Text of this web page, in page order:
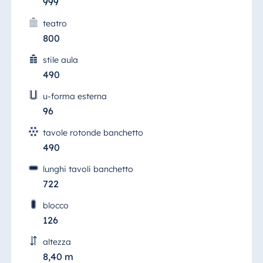
teatro
800
stile aula
490
u-forma esterna
96
tavole rotonde banchetto
490
lunghi tavoli banchetto
722
blocco
126
altezza
8,40 m